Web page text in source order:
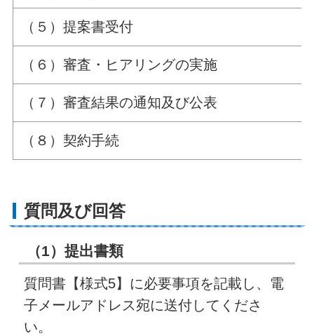
（５）提案書受付
（６）審査・ヒアリングの実施
（７）審査結果の通知及び公表
（８）契約手続
質問及び回答
（1）提出書類
質問書【様式5】に必要事項を記載し、電
子メールアドレス宛に送付してくださ
い。